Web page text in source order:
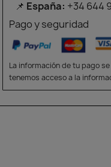
📌 España: +34 644
Pago y seguridad
La información de tu pago
tenemos acceso a la